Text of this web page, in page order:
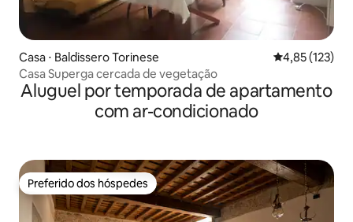
Casa ⋅ Baldissero Torinese 4,85 de uma
4,85 (123)
Casa Superga cercada de vegetação
Aluguel por temporada de apartamento
com ar-condicionado
Preferido dos hóspedes
Preferido dos hóspedes